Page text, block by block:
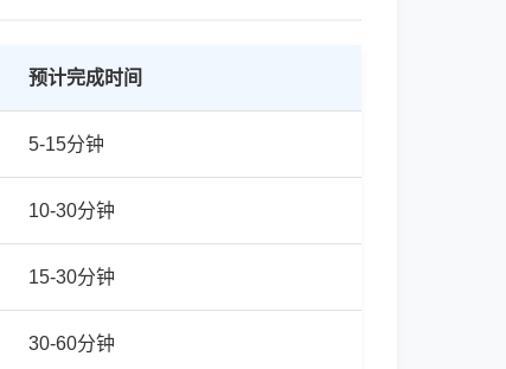
预计完成时间
5-15分钟
10-30分钟
15-30分钟
30-60分钟